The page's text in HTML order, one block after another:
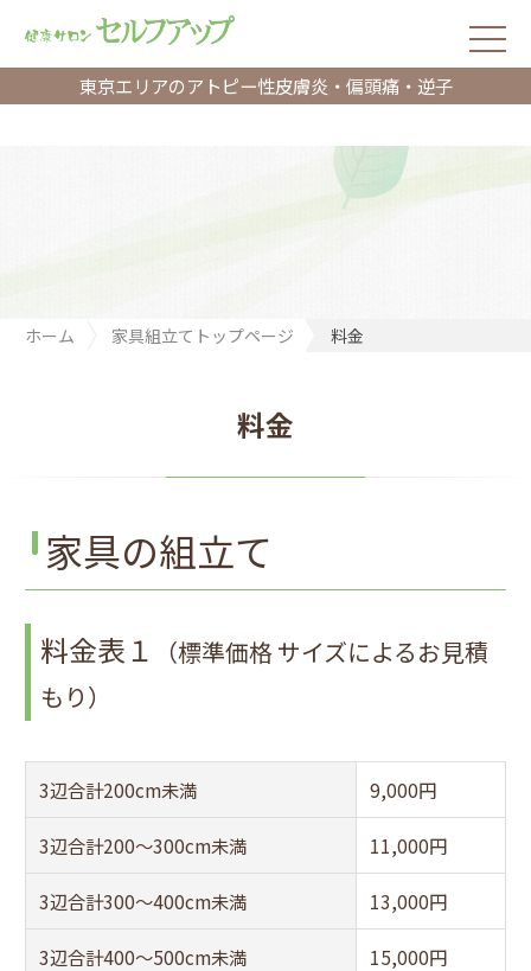
東京エリアのアトピー性皮膚炎・偏頭痛・逆子
ホーム 家具組立てトップページ 料金
料金
家具の組立て
料金表１
（標準価格 サイズによるお見積
もり）
3辺合計200cm未満 9,000円
3辺合計200～300cm未満 11,000円
3辺合計300～400cm未満 13,000円
3辺合計400～500cm未満 15,000円